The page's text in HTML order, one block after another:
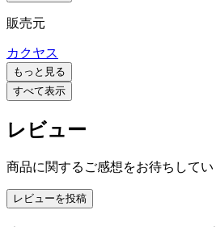
販売元
カクヤス
もっと見る
すべて表示
レビュー
商品に関するご感想をお待ちしてい
レビューを投稿